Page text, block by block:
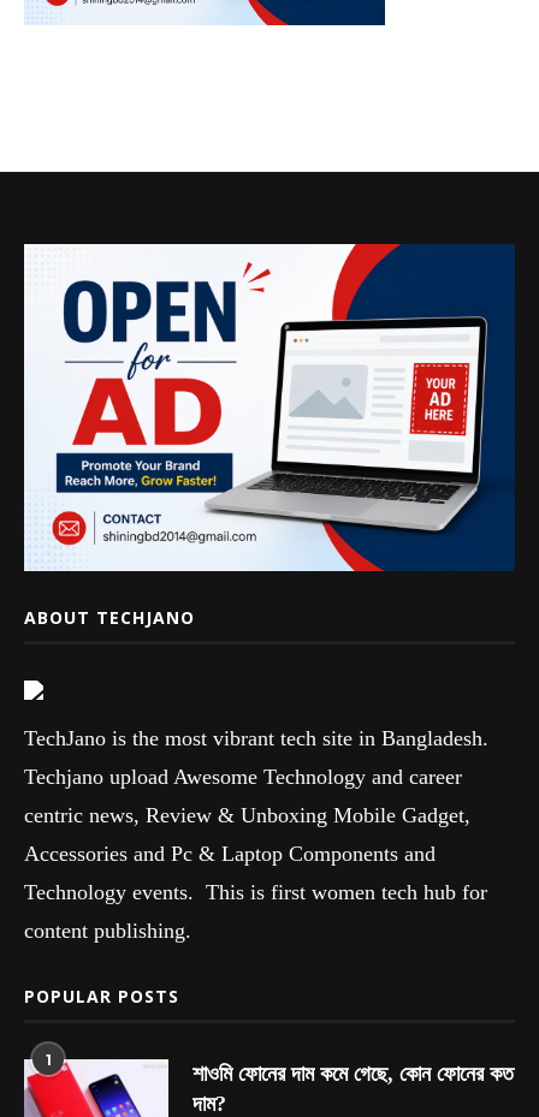
ABOUT TECHJANO
TechJano is the most vibrant tech site in Bangladesh.
Techjano upload Awesome Technology and career
centric news, Review & Unboxing Mobile Gadget,
Accessories and Pc & Laptop Components and
Technology events. This is first women tech hub for
content publishing.
POPULAR POSTS
1
শাওমি ফোনের দাম কমে গেছে, কোন ফোনের কত
দাম?